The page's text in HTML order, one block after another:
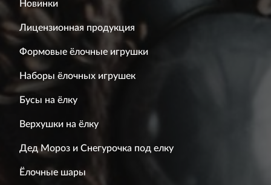
Новинки
Лицензионная продукция
Формовые ёлочные игрушки
Наборы ёлочных игрушек
Бусы на ёлку
Верхушки на ёлку
Дед Мороз и Снегурочка под елку
Ёлочные шары